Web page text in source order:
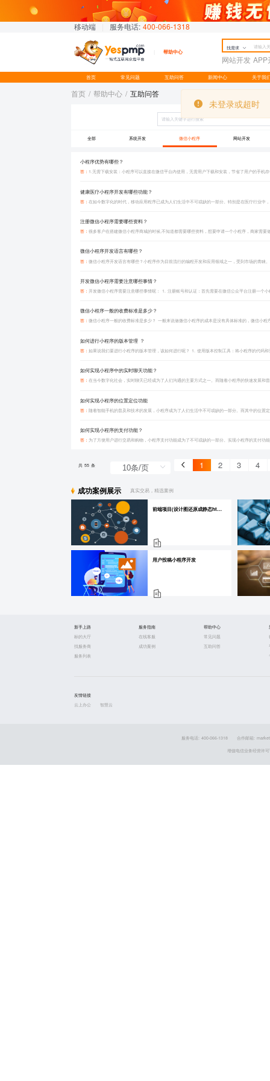
移动端 服务电话:400-066-1318
帮助中心
找需求
网站开发 APP
首页 常见问题 互助问答 新闻中心 关于我
首页 / 帮助中心 / 互助问答
全部 系统开发 微信小程序 网站开发
小程序优势有哪些？
答： 1.无需下载安装：小程序可以直接在微信平台内使用，无需用户下载和安装，节省了用户的手机
健康医疗小程序开发有哪些功能？
答：
注册微信小程序需要哪些资料？
答： 很多客户在搭建微信小程序商城的时候,不知道都需要哪些资料，想要申请一个小程序，商家需要
微信小程序开发语言有哪些？
答：
开发微信小程序需要注意哪些事情？
答：
微信小程序一般的收费标准是多少？
答：
如何进行小程序的版本管理 ？
答：
如何实现小程序中的实时聊天功能？
答：
如何实现小程序的位置定位功能
答：
如何实现小程序的支付功能？
答：
共 55 条 1 2 3 4
成功案例展示 真实交易，精选案例
前端项目(设计图还原成静态html页)
用户投稿小程序开发
新手上路
标的大厅
找服务商
服务列表
服务指南
在线客服
成功案例
帮助中心
常见问题
互助问答
友情链接
云上办公
智慧云
服务电话: 400-066-1318 合作邮箱:
增值电信业务经营许
未登录或超时
未登录或超时